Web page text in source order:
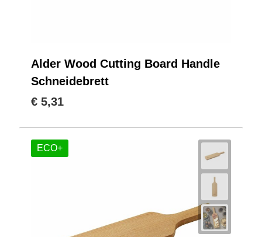
Alder Wood Cutting Board Handle
Schneidebrett
€ 5,31
ECO+